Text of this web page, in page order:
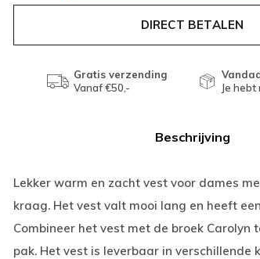
DIRECT BETALEN
Gratis verzending
Vanaf €50,-
Je hebt
Beschrijving
Lekker warm en zacht vest voor dames
kraag. Het vest valt mooi lang en heeft
Combineer het vest met de broek Carolyn
pak. Het vest is leverbaar in verschillende